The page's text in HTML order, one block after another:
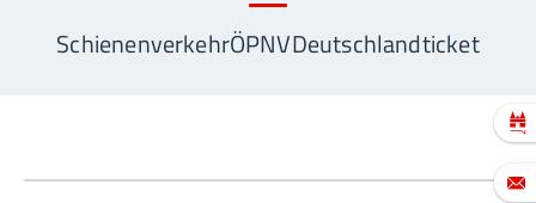
SchienenverkehrÖPNVDeutschlandticket